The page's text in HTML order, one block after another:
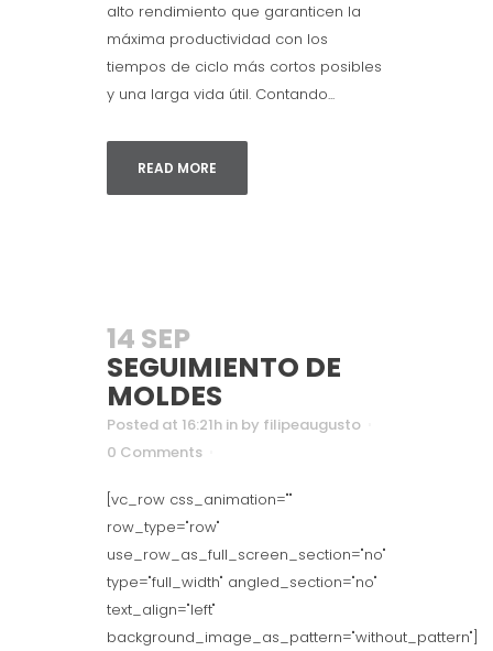
alto rendimiento que garanticen la
máxima productividad con los
tiempos de ciclo más cortos posibles
y una larga vida útil. Contando...
READ MORE
14 SEP
SEGUIMIENTO DE
MOLDES
Posted at 16:21h in by filipeaugusto
0 Comments
[vc_row css_animation=""
row_type="row"
use_row_as_full_screen_section="no"
type="full_width" angled_section="no"
text_align="left"
background_image_as_pattern="without_pattern"]